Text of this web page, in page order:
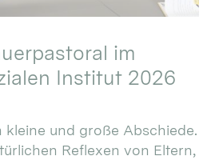
im
Institut 2026
kleine und große Abschiede.
Reflexen von Eltern,